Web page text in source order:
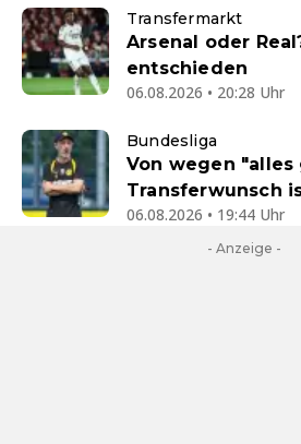
Transfermarkt
Arsenal oder
entschieden
06.08.2026 • 20:28 Uhr
Bundesliga
Von wegen "alles
Transferwunsch
06.08.2026 • 19:44 Uhr
- Anzeige -